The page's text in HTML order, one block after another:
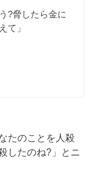
?脅したら金に
て」
たのことを人殺
したのね?」とニ